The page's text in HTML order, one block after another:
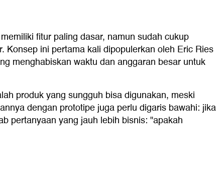
fitur paling dasar, namun sudah cukup
ini pertama kali dipopulerkan oleh Eric Ries
menghabiskan waktu dan anggaran besar untuk
produk yang sungguh bisa digunakan, meski
dengan prototipe juga perlu digaris bawahi: jika
pertanyaan yang jauh lebih bisnis: "apakah